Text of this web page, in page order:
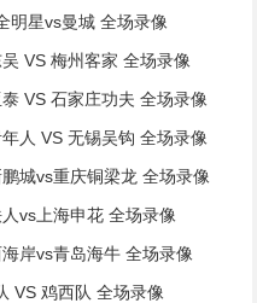
明星vs曼城 全场录像
VS 梅州客家 全场录像
VS 石家庄功夫 全场录像
人 VS 无锡吴钩 全场录像
城vs重庆铜梁龙 全场录像
vs上海申花 全场录像
岸vs青岛海牛 全场录像
VS 鸡西队 全场录像